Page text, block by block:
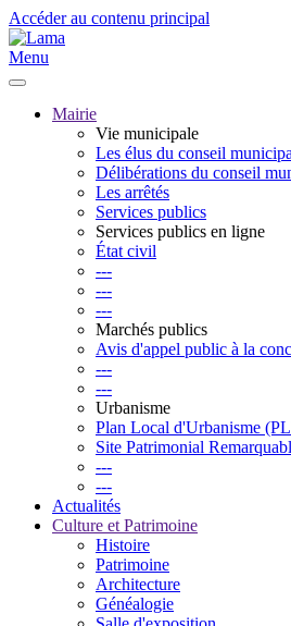
Accéder au contenu principal
Menu
Mairie
Vie municipale
Les élus du conseil
Délibérations du conseil
Les arrêtés
Services publics
Services publics en ligne
État civil
---
---
---
Marchés publics
Avis d'appel public à la
---
---
Urbanisme
Plan Local d'Urbanisme
Site Patrimonial
---
---
Actualités
Culture et Patrimoine
Histoire
Patrimoine
Architecture
Généalogie